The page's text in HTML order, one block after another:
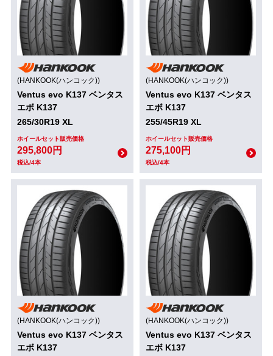
(HANKOOK(ハンコック))
Ventus evo K137 ベンタス
エボ K137
265/30R19 XL
ホイールセット販売価格
295,800円
税込/4本
(HANKOOK(ハンコック))
Ventus evo K137 ベンタス
エボ K137
255/45R19 XL
ホイールセット販売価格
275,100円
税込/4本
(HANKOOK(ハンコック))
Ventus evo K137 ベンタス
エボ K137
(HANKOOK(ハンコック))
Ventus evo K137 ベンタス
エボ K137